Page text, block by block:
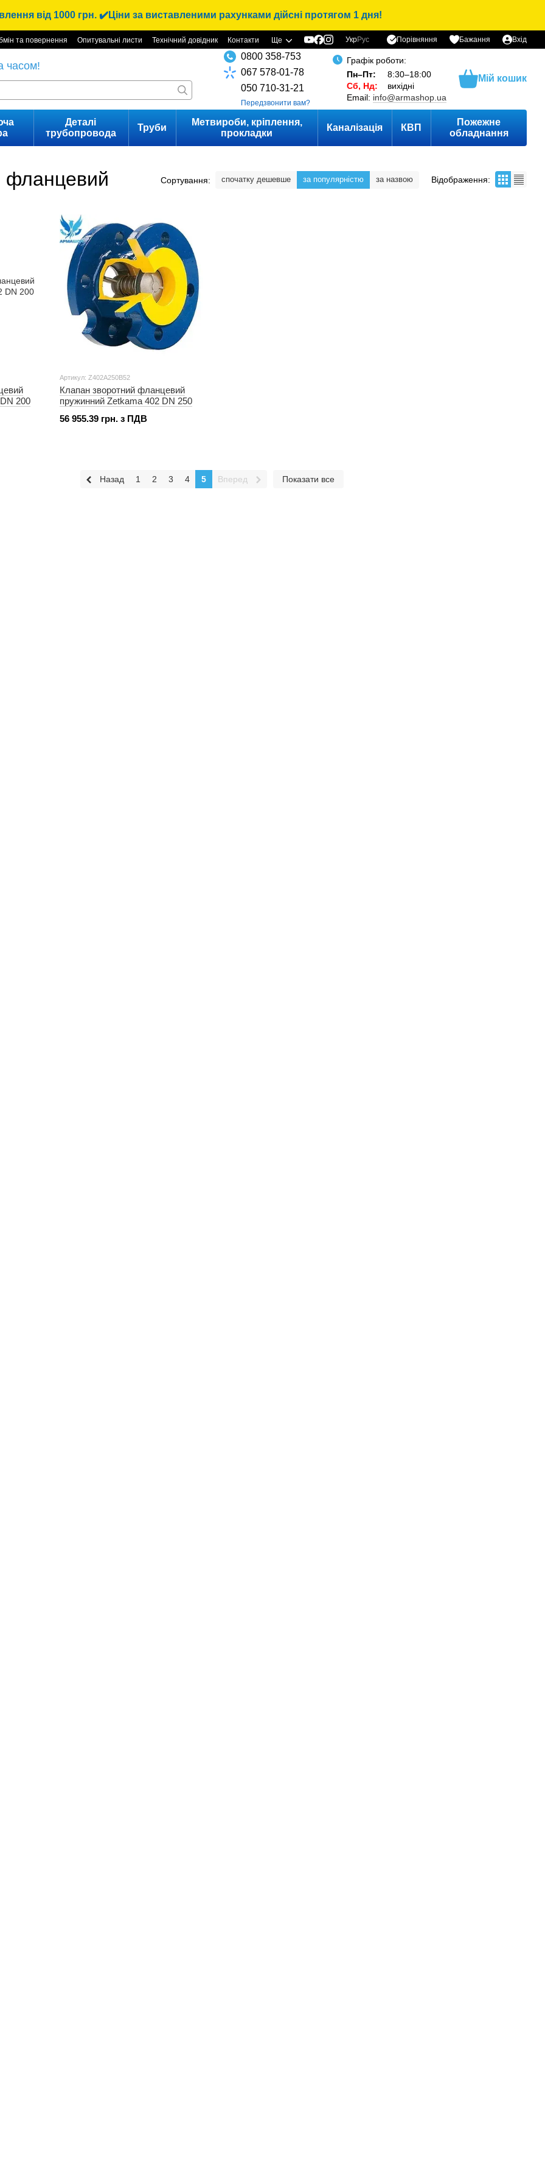
від 1000 грн. ✔️Ціни за виставленими рахунками дійсні протягом 1 дня!
та повернення Опитувальні листи Технічний довідник Контакти Ще УкрРус Порівняння Бажання Вхід
часом!
0800 358-753
067 578-01-78
050 710-31-21
Передзвонити вам?
Графік роботи:
Пн–Пт:
8:30–18:00
Сб, Нд:
вихідні
Email: info@armashop.ua
Мій кошик
Деталі
трубопровода
Труби
Метвироби, кріплення,
прокладки
Каналізація КВП
Пожежне
обладнання
фланцевий Сортування: спочатку дешевше за популярністю за назвою Відображення:
200
Артикул: Z402A250B52
Клапан зворотний фланцевий
пружинний Zetkama 402 DN 250
56 955.39 грн. з ПДВ
Назад 1 2 3 4 5 Вперед Показати все